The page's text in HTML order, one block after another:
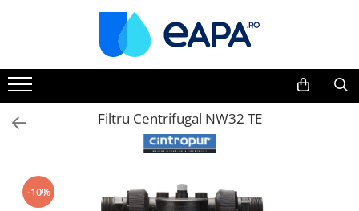
Toate Produsele
Dedurizare
Dedurizator tip Cabinet
Dedurizator Simplex
Carcase si filtre
Filtre 5"
Filtru Centrifugal NW32 TE
-10%